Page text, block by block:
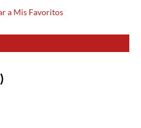
a Mis Favoritos